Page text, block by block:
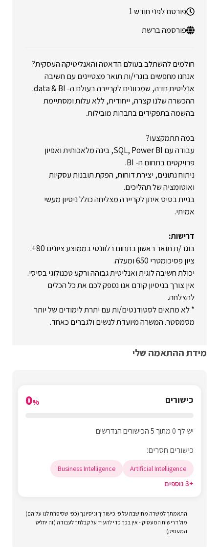
פורסם לפני חודש 1
פורסמה ברשת
חולמים להשתלב בעולם הדאטה והאנליטיקה העסקית?
אנחנו מחפשים בוגרי/ות תואר מצטיינים עם חשיבה
אנליטית חדה, שמכוונים לקריירה בעולם ה- data & BI.
ההכשרה שלנו קצרה, ייחודית, ללא עלות ומסתיימת
בהשמה בתפקידים בחברות מובילות.
במה תתמקצעו?
עבודה עם SQL, Power BI, בינה מלאכותית ואפיון
פרויקטים בתחום ה- BI.
ניתוח נתונים, יצירת דוחות, הפקת תובנות עסקיות
ואוטומציה של תהליכים.
בניית בסיס איתן לקריירה מצליחה כולל ניסיון מעשי
אמיתי.
דרישות:
בוגר/ת תואר ראשון בתחום רלוונטי בממוצע ציונים 80+.
ציון פסיכומטרי 650 ומעלה.
יכולת חשיבה לוגית ואנליטית גבוהה ורקע טכנולוגי בסיסי.
אין צורך בניסיון קודם אנו נספק לכם את כל הכלים
להצלחה.
* לא מתאים לסטודנטים/ות עם יתרת לימודים של יותר
מסמסטר. המשרה מיועדת לנשים ולגברים כאחד.
מידת ההתאמה שלי
כישורים 0%
יש לך 0 מתוך 5 הכישורים הנדרשים
כישורים חסרים:
Artificial Intelligence
Business Intelligence
+3 נוספים
התאמתך למשרה מחושבת על פי כישוריך וניסיונך (כפי שסיפרת לנו עליהם)
מול דרישות המעסיק - אין בכך כדי להעיד על קבלתך לעבודה (זה יחליט
המעסיק)